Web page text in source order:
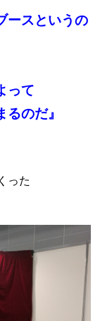
ースというの
って
のだ』
った